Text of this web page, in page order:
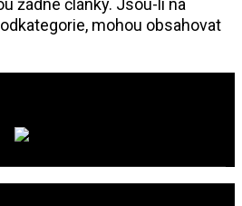
žádné články. Jsou-li na
mohou obsahovat